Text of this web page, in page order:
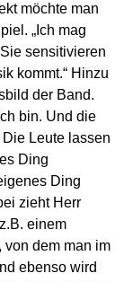
möchte man
„Ich mag
sensitivieren
kommt.“ Hinzu
der Band.
bin. Und die
Leute lassen
Ding
Ding
zieht Herr
einem
von dem man im
ebenso wird